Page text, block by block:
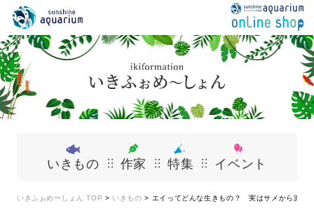
いきもの 作家 特集 イベント
いきふぉめ〜しょん TOP > いきもの > エイってどんな生きもの？ 実はサメから派生